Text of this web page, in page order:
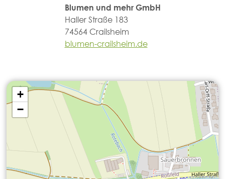
Blumen und mehr GmbH
Haller Straße 183
74564 Crailsheim
blumen-crailsheim.de
+
−